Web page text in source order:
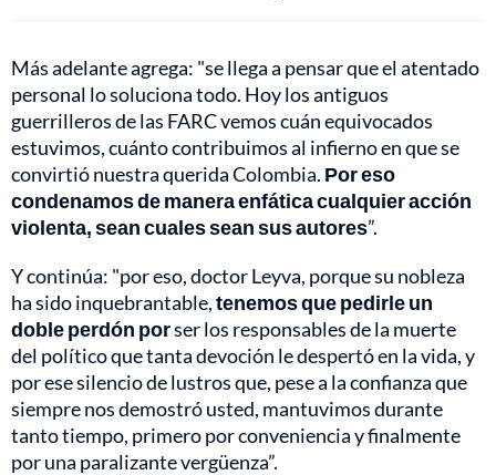
Más adelante agrega: "se llega a pensar que el atentado
personal lo soluciona todo. Hoy los antiguos
guerrilleros de las FARC vemos cuán equivocados
estuvimos, cuánto contribuimos al infierno en que se
convirtió nuestra querida Colombia. Por eso
condenamos de manera enfática cualquier acción
violenta, sean cuales sean sus autores”.
Y continúa: "por eso, doctor Leyva, porque su nobleza
ha sido inquebrantable,tenemos que pedirle un
doble perdón porser los responsables de la muerte
del político que tanta devoción le despertó en la vida, y
por ese silencio de lustros que, pese a la confianza que
siempre nos demostró usted, mantuvimos durante
tanto tiempo, primero por conveniencia y finalmente
por una paralizante vergüenza”.